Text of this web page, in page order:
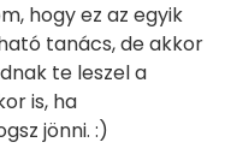
hogy ez az egyik
tanács, de akkor
te leszel a
is, ha
jönni. :)